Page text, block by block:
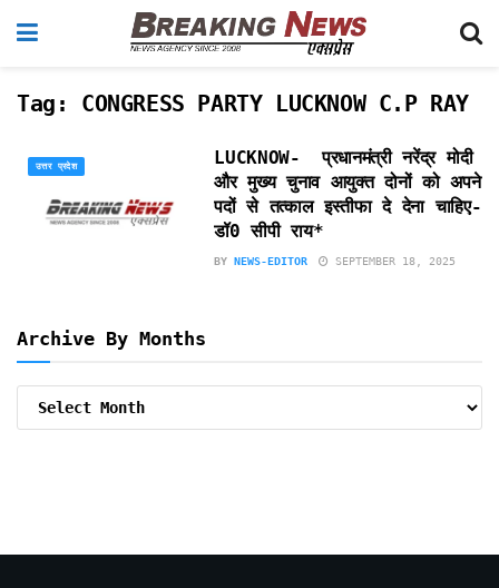
Tag: CONGRESS PARTY LUCKNOW C.P RAY
उत्तर प्रदेश
LUCKNOW- प्रधानमंत्री नरेंद्र मोदी
और मुख्य चुनाव आयुक्त दोनों को अपने
पदों से तत्काल इस्तीफा दे देना चाहिए-
डॉ0 सीपी राय*
BY NEWS-EDITOR SEPTEMBER 18, 2025
Archive By Months